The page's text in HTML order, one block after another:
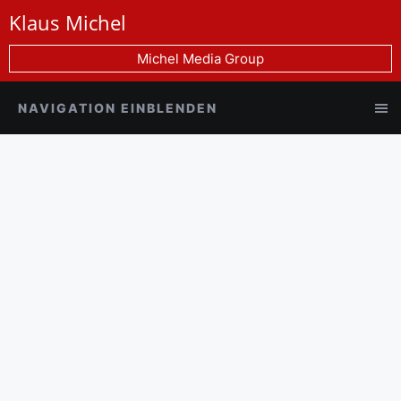
Klaus Michel
Michel Media Group
NAVIGATION EINBLENDEN